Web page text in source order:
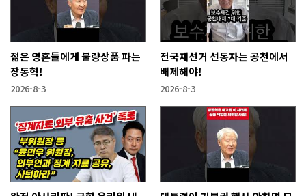
젊은 영혼들에게 불량상품 파는
장동혁!
2026-8-3
전국재선거 선동자는 공천에서
배제해야!
2026-8-3